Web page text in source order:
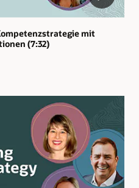
mit
(7:32)